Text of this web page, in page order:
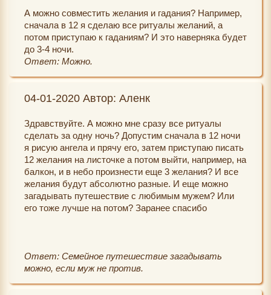
А можно совместить желания и гадания? Например,
сначала в 12 я сделаю все ритуалы желаний, а
потом приступаю к гаданиям? И это наверняка будет
до 3-4 ночи.
Ответ: Можно.
04-01-2020 Автор: Аленк
Здравствуйте. А можно мне сразу все ритуалы
сделать за одну ночь? Допустим сначала в 12 ночи
я рисую ангела и прячу его, затем приступаю писать
12 желания на листочке а потом выйти, например, на
балкон, и в небо произнести еще 3 желания? И все
желания будут абсолютно разные. И еще можно
загадывать путешествие с любимым мужем? Или
его тоже лучше на потом? Заранее спасибо
Ответ: Семейное путешествие загадывать
можно, если муж не против.